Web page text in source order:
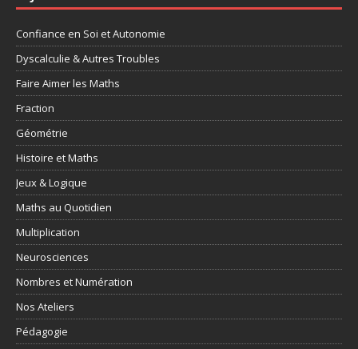
Confiance en Soi et Autonomie
Dyscalculie & Autres Troubles
Faire Aimer les Maths
Fraction
Géométrie
Histoire et Maths
Jeux & Logique
Maths au Quotidien
Multiplication
Neurosciences
Nombres et Numération
Nos Ateliers
Pédagogie